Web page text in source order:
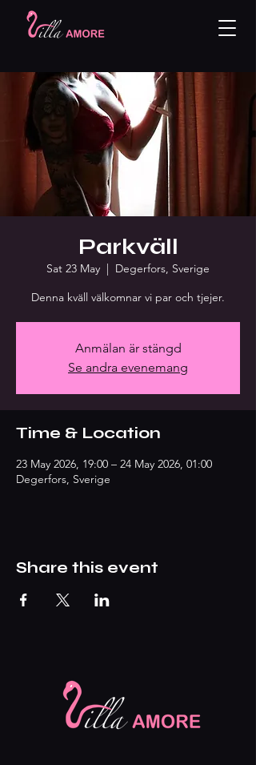
Parkväll
Sat 23 May
  |
Degerfors, Sverige
Denna kväll välkomnar vi par och tjejer.
Anmälan är stängd
Se andra evenemang
Time & Location
23 May 2026, 19:00 – 24 May 2026, 01:00
Degerfors, Sverige
Share this event